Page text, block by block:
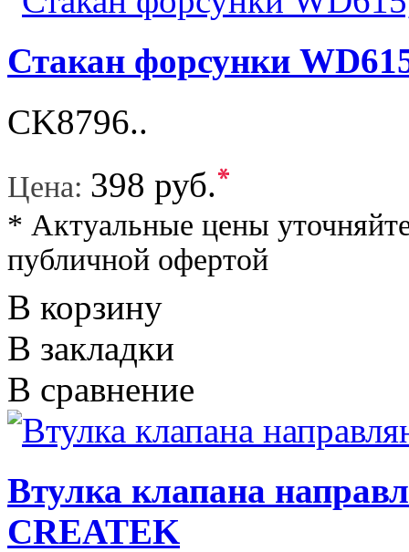
Стакан форсунки
CK8796..
Цена: 398 руб.*
* Актуальные цены
публичной офертой
В корзину
В закладки
В сравнение
Втулка клапана
CREATEK